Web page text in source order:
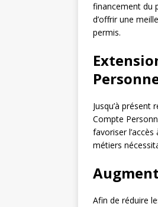
financement du
d’offrir une
permis.
Jusqu’à
Compte
favoriser
métiers
Afin de réduire